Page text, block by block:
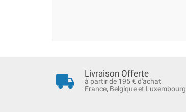
Livraison Offerte
à partir de 195 € d'achat
France, Belgique et Luxembourg